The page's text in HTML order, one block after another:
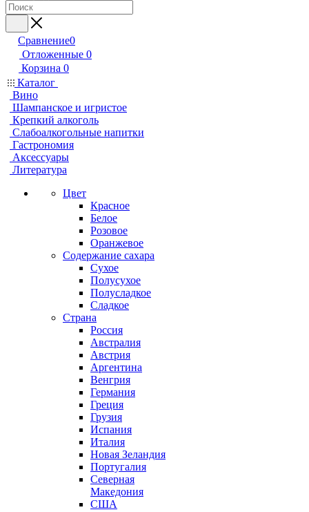
Сравнение0
Отложенные 0
Корзина 0
Каталог
Вино
Шампанское и игристое
Крепкий алкоголь
Слабоалкогольные напитки
Гастрономия
Аксессуары
Литература
Цвет
Красное
Белое
Розовое
Оранжевое
Содержание сахара
Сухое
Полусухое
Полусладкое
Сладкое
Страна
Россия
Австралия
Австрия
Аргентина
Венгрия
Германия
Греция
Грузия
Испания
Италия
Новая Зеландия
Португалия
Северная
Македония
США